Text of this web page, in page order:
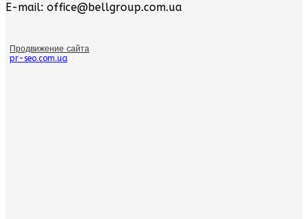
E-mail: office@bellgroup.com.ua
Продвижение сайта
pr-seo.com.ua